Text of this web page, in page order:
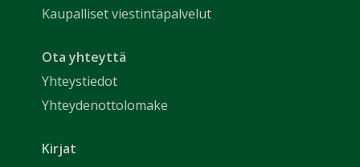
Kaupalliset viestintäpalvelut
Ota yhteyttä
Yhteystiedot
Yhteydenottolomake
Kirjat